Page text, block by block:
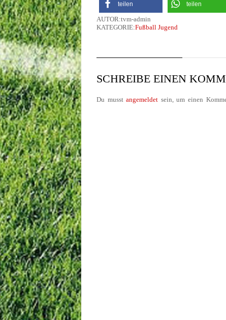
teilen teilen
AUTOR:tvm-admin
KATEGORIE:Fußball Jugend
SCHREIBE EINEN
Du musstangemeldet sein, um einen